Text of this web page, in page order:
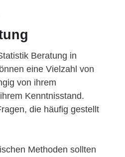
Beratung in
eine Vielzahl von
von ihrem
Kenntnisstand.
die häufig gestellt
Methoden sollten